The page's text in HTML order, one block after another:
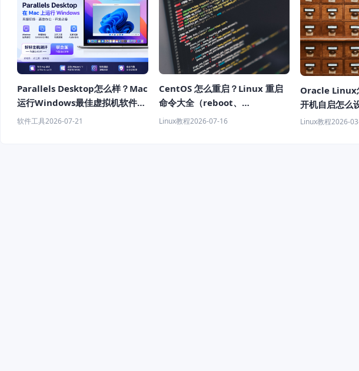
Parallels Desktop怎么样？Mac
运行Windows最佳虚拟机软件推
荐
软件工具2026-07-21
CentOS 怎么重启？Linux 重启
命令大全（reboot、
shutdown、systemctl 教程）
Linux教程2026-07-16
Oracle Linux
开机自启怎么
Linux教程2026-